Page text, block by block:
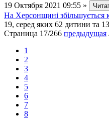
19 Октября 2021 09:55 »
На Херсонщині збільшується
19, серед яких 62 дитини та
Страница 17/266 предыдущая
1
2
3
4
5
6
7
8